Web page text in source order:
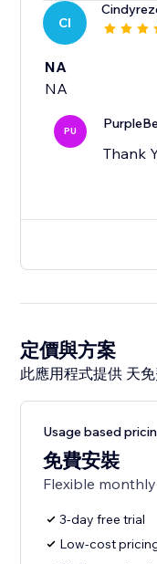
CI
NA
NA
PU
Thank
定價與方案
此應用程式提供 天
Usage based
免費安裝
Flexible
3-day free trial
Low-cost